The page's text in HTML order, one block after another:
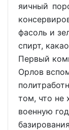
яичный
фасоль и
спирт,
Первый
Орлов
том, что не
военную